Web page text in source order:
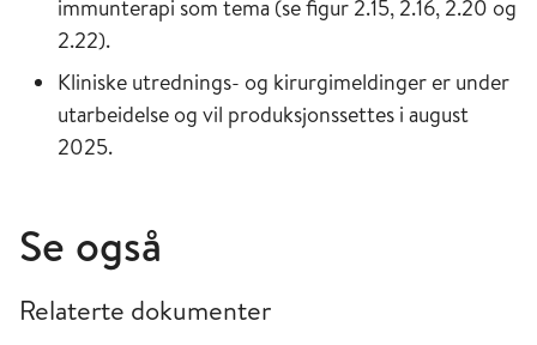
immunterapi som tema (se figur 2.15, 2.16, 2.20 og
2.22).
Kliniske utrednings- og kirurgimeldinger er under
utarbeidelse og vil produksjonssettes i august
2025.
Se også
Relaterte dokumenter